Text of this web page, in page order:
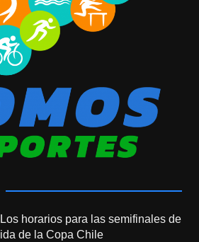
Los horarios para las semifinales de
ida de la Copa Chile